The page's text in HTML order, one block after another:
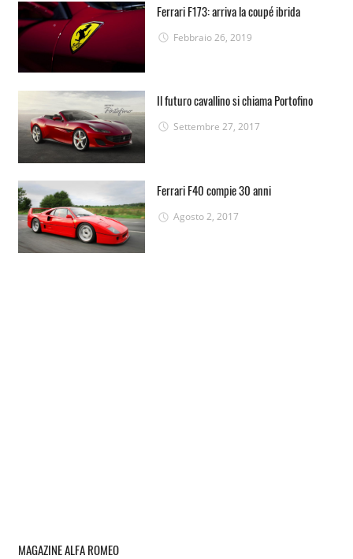
Ferrari F173: arriva la coupé ibrida
Febbraio 26, 2019
Il futuro cavallino si chiama Portofino
Settembre 27, 2017
Ferrari F40 compie 30 anni
Agosto 2, 2017
MAGAZINE ALFA ROMEO